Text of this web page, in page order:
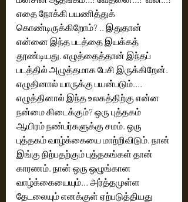
எதை நோக்கி பயணித்துக்
கொண்டிருக்கிறோம்? .. இதுதான்
என்னை இந்த படத்தை இயக்கத்
தூண்டியது. எழுத்தைத்தான் இந்தப்
படத்தில் அழுத்தமாக பேசி இருக்கிறேன்.
எழுதினால் யாருக்கு பயன்படும்....
எழுத்தினால் இந்த உலகத்திற்கு என்ன
நன்மை கிடைக்கும்? ஒரு புத்தகம்
ஆயிரம் நண்பர்களுக்கு சமம். ஒரு
புத்தகம் வாழ்க்கையை மாற்றிவிடும். நான்
இங்கு நிற்பதற்கும் புத்தகங்கள் தான்
காரணம். நான் ஒரு ஒழுங்கான
வாழ்க்கையையும்... அர்த்தமுள்ள
தேடலையும் எனக்குள் ஏற்படுத்தியது